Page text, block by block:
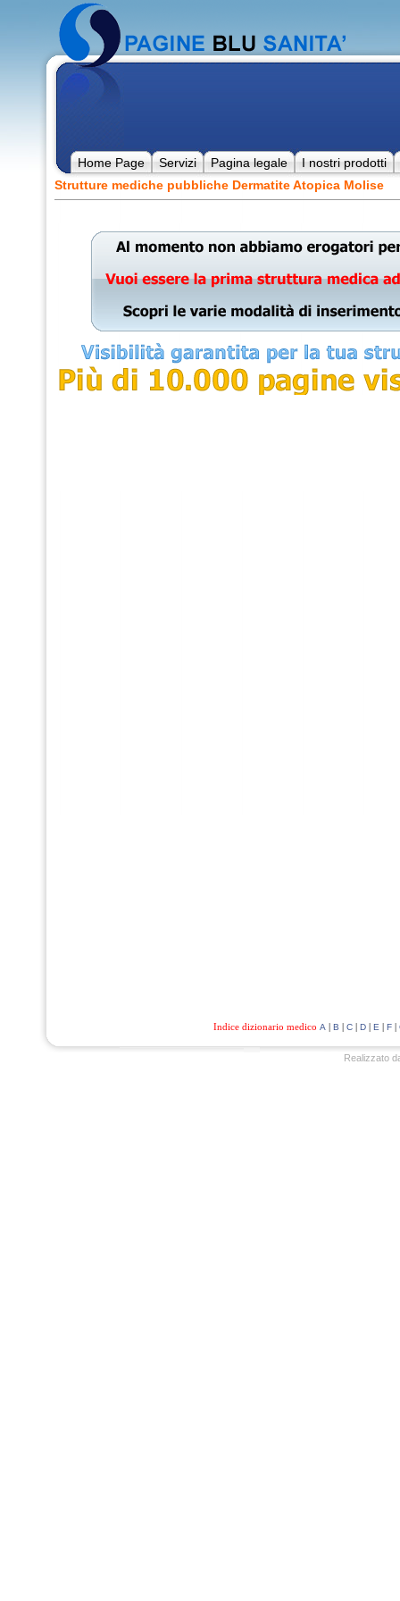
Home Page Servizi Pagina legale
I nostri prodotti
Strutture mediche pubbliche Dermatite Atopica Molise
Indice dizionario medico A | B | C| D| E | F|
Realizzato